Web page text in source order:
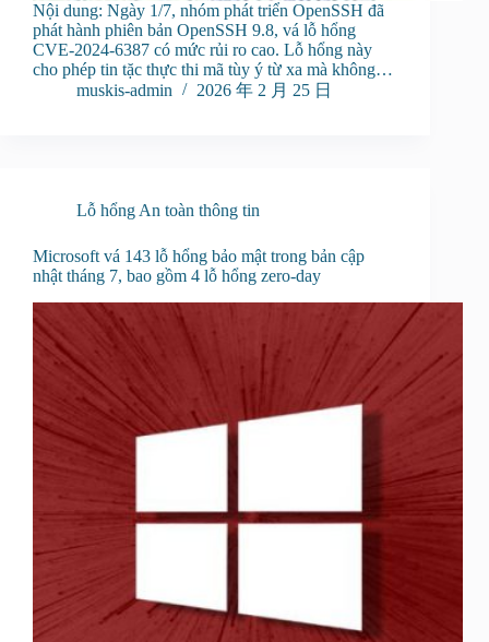
Nội dung: Ngày 1/7, nhóm phát triển OpenSSH đã
phát hành phiên bản OpenSSH 9.8, vá lỗ hổng
CVE-2024-6387 có mức rủi ro cao. Lỗ hổng này
cho phép tin tặc thực thi mã tùy ý từ xa mà không…
muskis-admin
2026 年 2 月 25 日
Lỗ hổng An toàn thông tin
Microsoft vá 143 lỗ hổng bảo mật trong bản cập
nhật tháng 7, bao gồm 4 lỗ hổng zero-day